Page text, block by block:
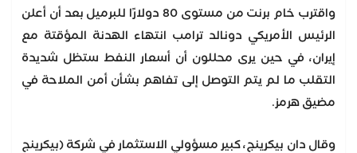
واقترب خام برنت من مستوى 80 دولارًا للبرميل بعد أن أعلن
الرئيس الأمريكي دونالد ترامب انتهاء الهدنة المؤقتة مع
إيران، في حين يرى محللون أن أسعار النفط ستظل شديدة
التقلب ما لم يتم التوصل إلى تفاهم بشأن أمن الملاحة في
مضيق هرمز.
وقال دان بيكرينج، كبير مسؤولي الاستثمار في شركة (بيكرينج